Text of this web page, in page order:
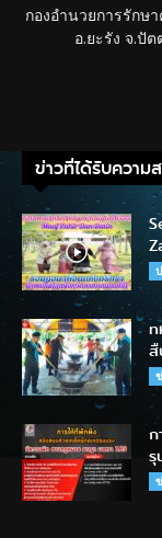
กองอำนวยการรักษ
อ.ยะรัง จ.ปั
ข่าวที่ได้รับความ
ท
ก
รุ